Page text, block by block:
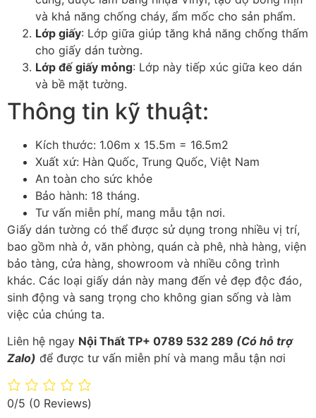
và khả năng chống cháy, ẩm mốc cho sản phẩm.
Lớp giấy: Lớp giữa giúp tăng khả năng chống thấm
cho giấy dán tường.
Lớp đế giấy mỏng: Lớp này tiếp xúc giữa keo dán
và bề mặt tường.
Thông tin kỹ thuật:
Kích thước: 1.06m x 15.5m = 16.5m2
Xuất xứ: Hàn Quốc, Trung Quốc, Việt Nam
An toàn cho sức khỏe
Bảo hành: 18 tháng.
Tư vấn miễn phí, mang mẫu tận nơi.
Giấy dán tường có thể được sử dụng trong nhiều vị trí,
bao gồm nhà ở, văn phòng, quán cà phê, nhà hàng, viện
bảo tàng, cửa hàng, showroom và nhiều công trình
khác. Các loại giấy dán này mang đến vẻ đẹp độc đáo,
sinh động và sang trọng cho không gian sống và làm
việc của chúng ta.
Liên hệ ngay Nội Thất TP+ 0789 532 289 (Có hỗ trợ
Zalo) để được tư vấn miễn phí và mang mẫu tận nơi
0/5 (0 Reviews)